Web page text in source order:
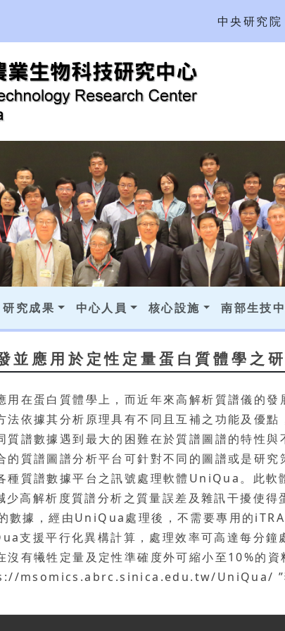
中央研究院
研究成果 中心人員 核心設施 南部生技
並應用於定性定量蛋白質體學之
在蛋白質體學上，而近年來高解析質譜儀的
依據其分析原理具有不同且互補之功能及優
譜數據遇到最大的困難在於質譜圖譜的特性
質譜圖譜分析平台可針對不同的圖譜或是研
種質譜數據平台之訊號處理軟體UniQua。此軟
高解析度質譜分析之質量誤差及雜訊干擾使得
數據，經由UniQua處理後，不需要專用的
支援平行化異構計算，處理效率可高達每分
有犧牲定量及定性準確度外可縮小至10%的
msomics.abrc.sinica.edu.tw/UniQua/ ”